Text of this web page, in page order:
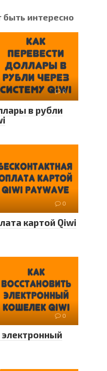
интересно
0
в рубли
0
картой Qiwi
0
электронный